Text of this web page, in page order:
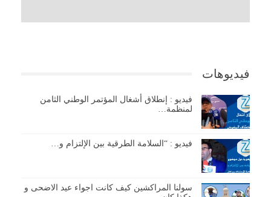
فيديوهات
فيديو : إنطلاق أشغال المؤتمر الوطني الثامن
لمنظمة…
فيديو : “السلامة الطرقية بين الإلتزام و…
سولنا المراكشين كيف كانت اجواء عيد الاضحى و